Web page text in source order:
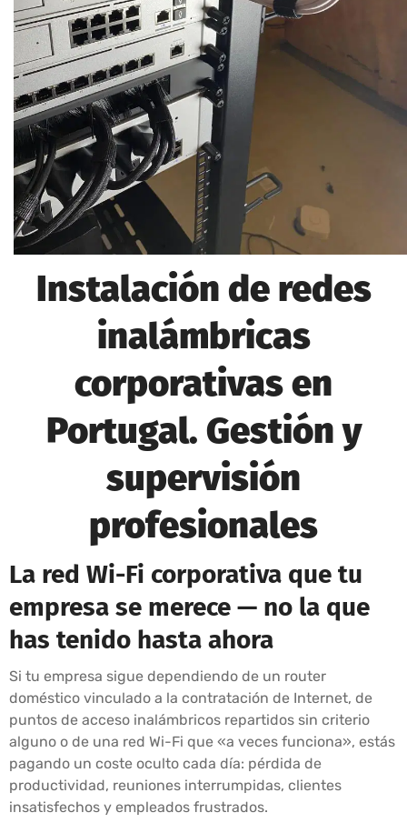
Instalación de redes
inalámbricas
corporativas en
Portugal. Gestión y
supervisión
profesionales
La red Wi-Fi corporativa que tu
empresa se merece — no la que
has tenido hasta ahora
Si tu empresa sigue dependiendo de un router
doméstico vinculado a la contratación de Internet, de
puntos de acceso inalámbricos repartidos sin criterio
alguno o de una red Wi-Fi que «a veces funciona», estás
pagando un coste oculto cada día: pérdida de
productividad, reuniones interrumpidas, clientes
insatisfechos y empleados frustrados.